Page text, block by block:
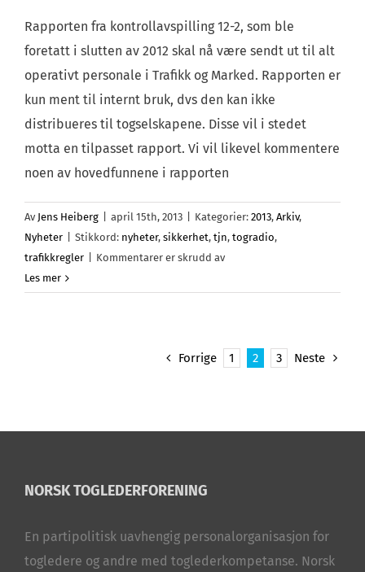
Rapporten fra kontrollavspilling 12-2, som ble
foretatt i slutten av 2012 skal nå være sendt ut til alt
operativt personale i Trafikk og Marked. Rapporten er
kun ment til internt bruk, dvs den kan ikke
distribueres til togselskapene. Disse vil i stedet
motta en tilpasset rapport. Vi vil likevel kommentere
noen av hovedfunnene i rapporten
Av Jens Heiberg april 15th, 2013 Kategorier: 2013, Arkiv,
Nyheter
Stikkord: nyheter, sikkerhet, tjn, togradio,
trafikkregler
Kommentarer er skrudd avfor
Les mer
Forrige 1 2 3 Neste
NORSK TOGLEDERFORENING
En partipolitisk uavhengig personalorganisasjon for
togledere og andre med toglederkompetanse. Norsk